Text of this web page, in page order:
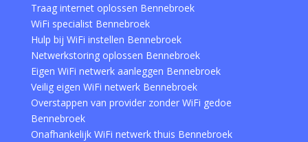
Traag internet oplossen Bennebroek
WiFi specialist Bennebroek
Hulp bij WiFi instellen Bennebroek
Netwerkstoring oplossen Bennebroek
Eigen WiFi netwerk aanleggen Bennebroek
Veilig eigen WiFi netwerk Bennebroek
Overstappen van provider zonder WiFi gedoe
Bennebroek
Onafhankelijk WiFi netwerk thuis Bennebroek